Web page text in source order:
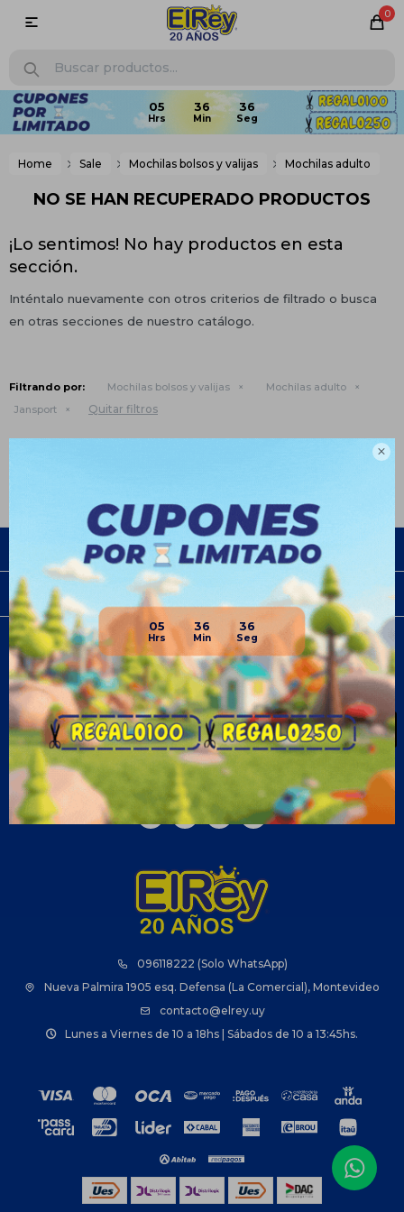

05 36 36
0

05 36 36
Home Sale Mochilas bolsos y valijas Mochilas adulto
NO SE HAN RECUPERADO PRODUCTOS
¡Lo sentimos! No hay productos en esta
sección.
Inténtalo nuevamente con otros criterios de filtrado o busca
en otras secciones de nuestro catálogo.
Filtrando por: Mochilas bolsos y valijas
Mochilas adulto
Jansport
Quitar filtros
096118222 (Solo WhatsApp)
Nueva Palmira 1905 esq. Defensa (La Comercial), Montevideo
contacto@elrey.uy
Lunes a Viernes de 10 a 18hs | Sábados de 10 a 13:45hs.
Compra
Newsletter
¡Suscribite y recibí todas nuestras novedades!
SUSCRIBIRME
¡Seguinos!
